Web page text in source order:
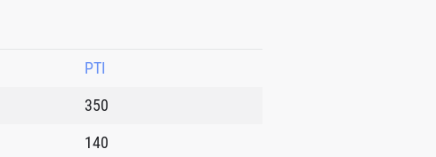
PTI
350
140